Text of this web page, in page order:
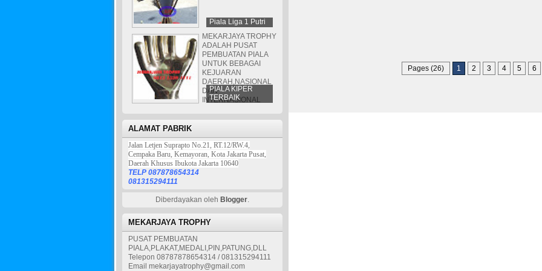
Pages (26) 1 2 3 4 5 6
Piala Liga 1 Putri
PIALA KIPER
TERBAIK
MEKARJAYA TROPHY
ADALAH PUSAT
PEMBUATAN PIALA
UNTUK BEBAGAI
KEJUARAN
DAERAH,NASIONAL
DAN
INTERNASIONAL
ALAMAT PABRIK
Jalan Letjen Suprapto No.21, RT.12/RW.4,
Cempaka Baru, Kemayoran, Kota Jakarta Pusat,
Daerah Khusus Ibukota Jakarta 10640
TELP 087878654314
081315294111
Diberdayakan oleh Blogger.
MEKARJAYA TROPHY
PUSAT PEMBUATAN
PIALA,PLAKAT,MEDALI,PIN,PATUNG,DLL
Telepon 08787878654314 / 081315294111
Email mekarjayatrophy@gmail.com